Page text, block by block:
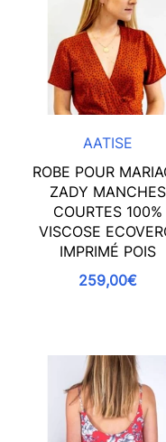
AATISE
ROBE POUR
ZADY MANCHES
COURTES 100%
VISCOSE
IMPRIMÉ POIS
259,00€